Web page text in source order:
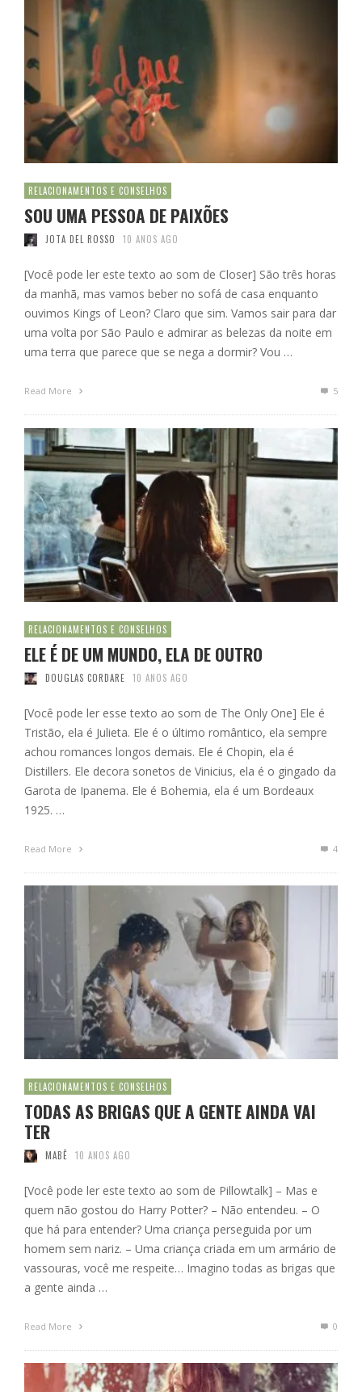
RELACIONAMENTOS E CONSELHOS
SOU UMA PESSOA DE PAIXÕES
JOTA DEL ROSSO 10 ANOS AGO
[Você pode ler este texto ao som de Closer] São três horas
da manhã, mas vamos beber no sofá de casa enquanto
ouvimos Kings of Leon? Claro que sim. Vamos sair para dar
uma volta por São Paulo e admirar as belezas da noite em
uma terra que parece que se nega a dormir? Vou …
Read More 5
RELACIONAMENTOS E CONSELHOS
ELE É DE UM MUNDO, ELA DE OUTRO
DOUGLAS CORDARE 10 ANOS AGO
[Você pode ler esse texto ao som de The Only One] Ele é
Tristão, ela é Julieta. Ele é o último romântico, ela sempre
achou romances longos demais. Ele é Chopin, ela é
Distillers. Ele decora sonetos de Vinicius, ela é o gingado da
Garota de Ipanema. Ele é Bohemia, ela é um Bordeaux
1925. …
Read More 4
RELACIONAMENTOS E CONSELHOS
TODAS AS BRIGAS QUE A GENTE AINDA VAI
TER
MABÊ 10 ANOS AGO
[Você pode ler este texto ao som de Pillowtalk] – Mas e
quem não gostou do Harry Potter? – Não entendeu. – O
que há para entender? Uma criança perseguida por um
homem sem nariz. – Uma criança criada em um armário de
vassouras, você me respeite… Imagino todas as brigas que
a gente ainda …
Read More 0